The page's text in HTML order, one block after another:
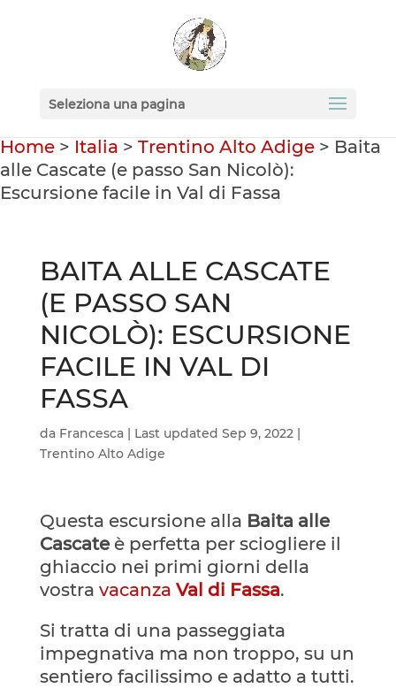
Seleziona una pagina
Home > Italia > Trentino Alto Adige > Baita
alle Cascate (e passo San Nicolò):
Escursione facile in Val di Fassa
BAITA ALLE CASCATE
(E PASSO SAN
NICOLÒ): ESCURSIONE
FACILE IN VAL DI
FASSA
da Francesca| Last updated Sep 9, 2022|
Trentino Alto Adige
Questa escursione alla Baita alle
Cascateè perfetta per sciogliere il
ghiaccio nei primi giorni della
vostra vacanza Val di Fassa.
Si tratta di una passeggiata
impegnativa ma non troppo, su un
sentiero facilissimo e adatto a tutti.